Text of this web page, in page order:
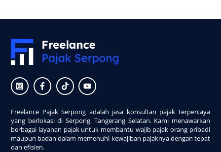
To
Top
Freelance Pajak Serpong adalah jasa konsultan pajak terpercaya
yang berlokasi di Serpong, Tangerang Selatan. Kami menawarkan
berbagai layanan pajak untuk membantu wajib pajak orang pribadi
maupun badan dalam memenuhi kewajiban pajaknya dengan tepat
dan efisien.